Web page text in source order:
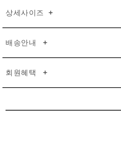
상세사이즈 +
배송안내 +
회원혜택 +